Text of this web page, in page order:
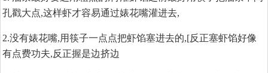
孔戳大点,这样虾才容易通过婊花嘴灌进去,
2.没有婊花嘴,用筷子一点点把虾馅塞进去的,[反正塞虾馅好像
有点费功夫,反正握是边挤边